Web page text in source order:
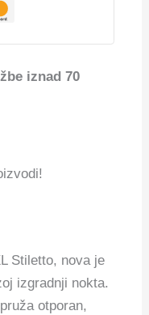
iznad 70
Stiletto, nova je
izgradnji nokta.
otporan,